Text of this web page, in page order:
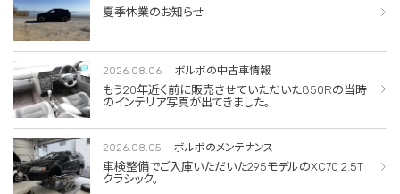
夏季休業のお知らせ
2026.08.06 ボルボの中古車情報
もう20年近く前に販売させていただいた850Rの当時
のインテリア写真が出てきました。
2026.08.05 ボルボのメンテナンス
車検整備でご入庫いただいた295モデルのXC70 2.5T
クラシック。